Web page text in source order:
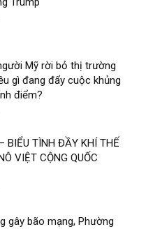
Mỹ rời bỏ thị trường
gì đang đẩy cuộc khủng
điểm?
BIỂU TÌNH ĐẦY KHÍ THẾ
VIỆT CỘNG QUỐC
gây bão mạng, Phường